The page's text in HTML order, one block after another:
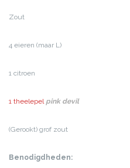
Zout
4 eieren (maar L)
1 citroen
1 theelepel pink devil
(Gerookt) grof zout
Benodigdheden: